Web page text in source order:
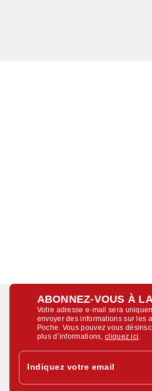
ABONNEZ-VOUS À
Votre adresse e-mail sera
envoyer des informations sur les
Poche. Vous pouvez vous
plus d’informations,cliquez ici
Indiquez votre email